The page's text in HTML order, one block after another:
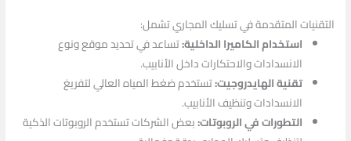
التقنيات المتقدمة في تسليك المجاري تشمل:
استخدام الكاميرا الداخلية:تساعد في تحديد موقع ونوع
الانسدادات والاحتكارات داخل الأنابيب.
تقنية الهايدروجيت:تستخدم ضغط المياه العالي لتفريغ
الانسدادات وتنظيف الأنابيب.
التطورات في الروبوتات:بعض الشركات تستخدم الروبوتات الذكية